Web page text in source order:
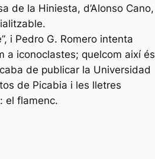
de la Hiniesta, d’Alonso Cano,
i Pedro G. Romero intenta
a iconoclastes; quelcom així és
de publicar la Universidad
de Picabia i les lletres
el flamenc.